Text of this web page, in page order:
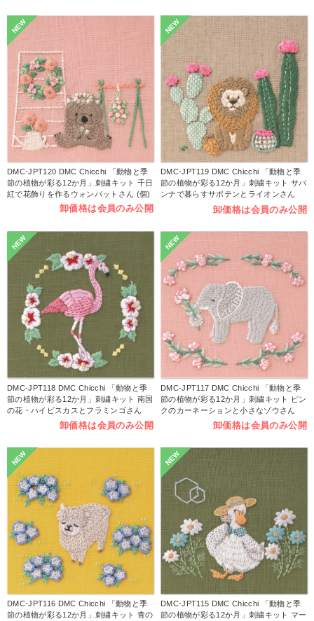
NEW
DMC-JPT120 DMC Chicchi 「動物と季
節の植物が彩る12か月」刺繍キット 千日
紅で花飾りを作るウォンバットさん (個)
卸価格は会員のみ公開
NEW
DMC-JPT119 DMC Chicchi 「動物と季
節の植物が彩る12か月」刺繍キット サバ
ンナで暮らすサボテンとライオンさん
卸価格は会員のみ公開
NEW
DMC-JPT118 DMC Chicchi 「動物と季
節の植物が彩る12か月」刺繍キット 南国
の花・ハイビスカスとフラミンゴさん
卸価格は会員のみ公開
NEW
DMC-JPT117 DMC Chicchi 「動物と季
節の植物が彩る12か月」刺繍キット ピン
クのカーネーションと小さなゾウさん
卸価格は会員のみ公開
NEW
DMC-JPT116 DMC Chicchi 「動物と季
節の植物が彩る12か月」刺繍キット 青の
NEW
DMC-JPT115 DMC Chicchi 「動物と季
節の植物が彩る12か月」刺繍キット マー